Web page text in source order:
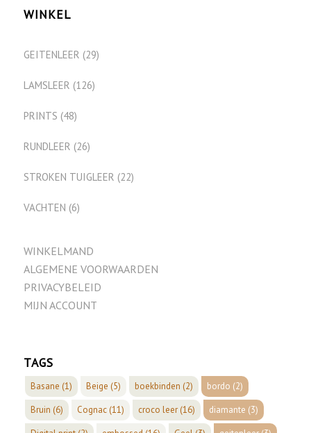
WINKEL
GEITENLEER (29)
LAMSLEER (126)
PRINTS (48)
RUNDLEER (26)
STROKEN TUIGLEER (22)
VACHTEN (6)
WINKELMAND
ALGEMENE VOORWAARDEN
PRIVACYBELEID
MIJN ACCOUNT
TAGS
Basane (1) Beige (5) boekbinden (2) bordo (2)
Bruin (6) Cognac(11) croco leer(16) diamante (3)